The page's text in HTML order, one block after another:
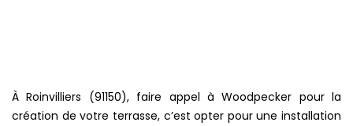
À Roinvilliers (91150), faire appel à Woodpecker pour la
création de votre terrasse, c’est opter pour une installation